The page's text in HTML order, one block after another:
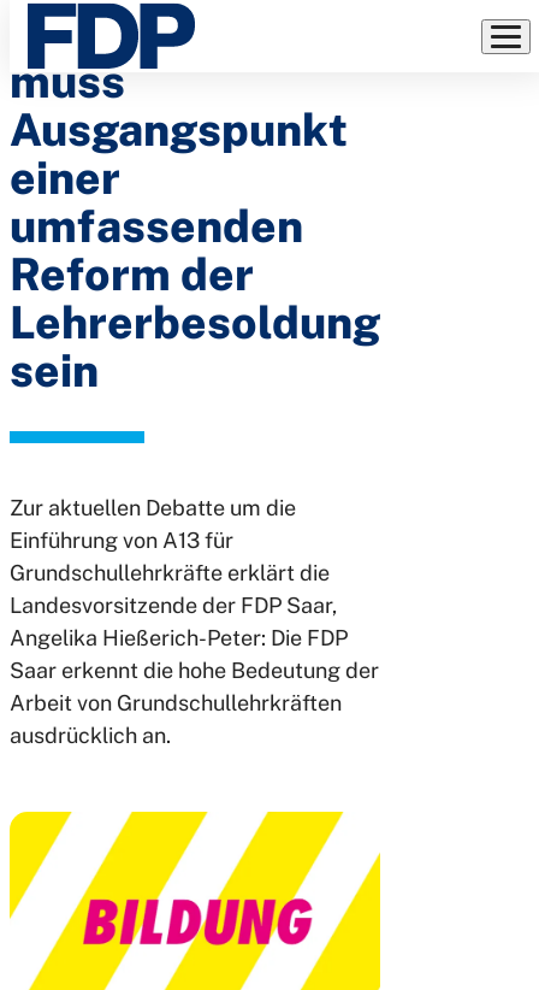
Direkt
Inhalt
FDP Saar: A13
muss
Ausgangspunkt
einer
umfassenden
Reform der
Lehrerbesoldung
sein
Zur aktuellen Debatte um die
Einführung von A13 für
Grundschullehrkräfte erklärt die
Landesvorsitzende der FDP Saar,
Angelika Hießerich-Peter: Die FDP
Saar erkennt die hohe Bedeutung der
Arbeit von Grundschullehrkräften
ausdrücklich an.